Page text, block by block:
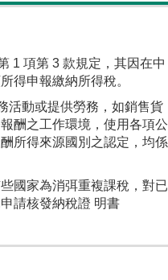
1 項第 3 款規定，其因在中
得申報繳納所得稅。
動或提供勞務，如銷售貨
酬之工作環境，使用各項公
所得來源國別之認定，均係
國家為消弭重複課稅，對已
請核發納稅證 明書